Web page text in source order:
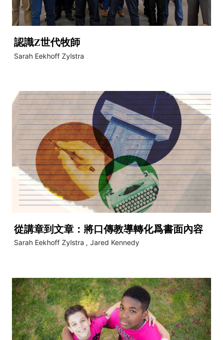
認識Z世代牧師
Sarah Eekhoff Zylstra
從講章到文章：將口傳教導轉化爲書面內容
Sarah Eekhoff Zylstra , Jared Kennedy